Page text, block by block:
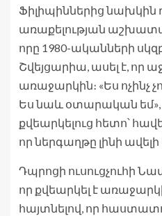
Ֆիլիպիններից
առաքելության
որը 1980-ականների
Շվեյցարիա, ասել է, որ
առաջարկին։ «Ես ոչինչ
Ես նաև օտարական եմ»,
քվեարկելուց հետո՝
որ ներգաղթը լինի
Դպրոցի ուսուցչուհի
որ քվեարկել է
հայտնելով, որ